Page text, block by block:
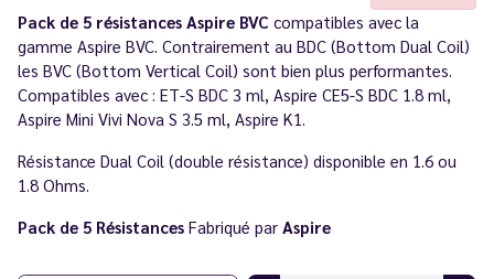
Pack de 5 résistances Aspire BVC compatibles avec la
gamme Aspire BVC. Contrairement au BDC (Bottom Dual Coil)
les BVC (Bottom Vertical Coil) sont bien plus performantes.
Compatibles avec : ET-S BDC 3 ml, Aspire CE5-S BDC 1.8 ml,
Aspire Mini Vivi Nova S 3.5 ml, Aspire K1.
Résistance Dual Coil (double résistance) disponible en 1.6 ou
1.8 Ohms.
Pack de 5 Résistances Fabriqué par Aspire